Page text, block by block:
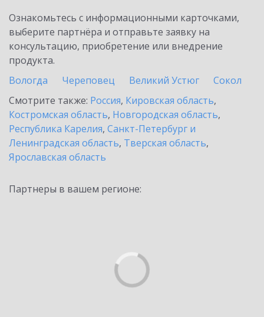
Ознакомьтесь с информационными карточками,
выберите партнёра и отправьте заявку на
консультацию, приобретение или внедрение
продукта.
Вологда
Череповец Великий Устюг
Сокол
Смотрите также: Россия, Кировская область,
Костромская область, Новгородская область,
Республика Карелия, Санкт-Петербург и
Ленинградская область, Тверская область,
Ярославская область
Партнеры в вашем регионе: